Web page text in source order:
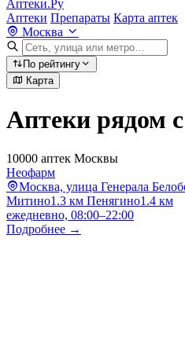
Аптеки.Ру
Аптеки Препараты Карта аптек
Москва
По рейтингу
Карта
Аптеки рядом
10000 аптек Москвы
Неофарм
Москва, улица Генерала
Митино1.3 км Пенягино1.4 км
ежедневно, 08:00–22:00
Подробнее →